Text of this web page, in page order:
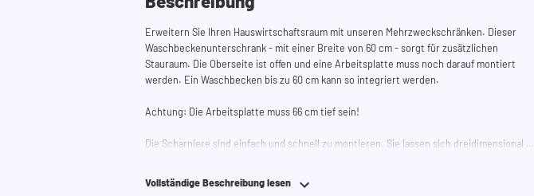
Erweitern Sie Ihren Hauswirtschaftsraum mit unseren Mehrzweckschränken. Dieser
Waschbeckenunterschrank - mit einer Breite von 60 cm - sorgt für zusätzlichen
Stauraum. Die Oberseite ist offen und eine Arbeitsplatte muss noch darauf montiert
werden. Ein Waschbecken bis zu 60 cm kann so integriert werden.
Achtung: Die Arbeitsplatte muss 66 cm tief sein!
Die Scharniere sind einfach und schnell zu montieren. Sie lassen sich dreidimensional in
auch rechtsseitig angeschlagen werden kann.
Vollständige Beschreibung lesen